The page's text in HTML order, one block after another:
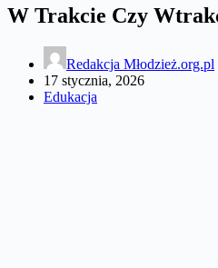
W Trakcie Czy
Redakcja Młodzież.org.pl
17 stycznia, 2026
Edukacja